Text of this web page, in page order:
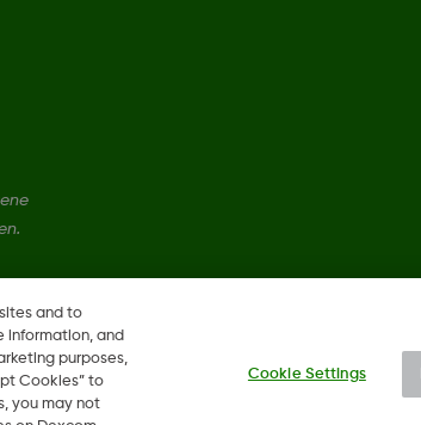
and to
information, and
purposes,
Cookies” to
you may not
Cookie Settings